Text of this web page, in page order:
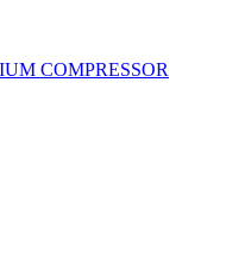
GERMANIUM COMPRESSOR